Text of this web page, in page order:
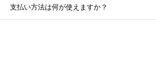
支払い方法は何が使えますか？